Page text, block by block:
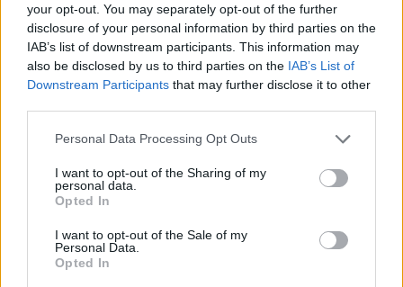
your opt-out. You may separately opt-out of the further
disclosure of your personal information by third parties on the
IAB’s list of downstream participants. This information may
also be disclosed by us to third parties on the IAB’s List of
Downstream Participants that may further disclose it to other
Personal Data Processing Opt Outs
I want to opt-out of the Sharing of my
personal data.
Opted In
I want to opt-out of the Sale of my
Personal Data.
Opted In
Δυτική Μάνη: Συνεχίζονται οι
προφεστιβαλικές δράσεις του 3ου Kardamili
Art Doc Festival
05/08/2026 20:32